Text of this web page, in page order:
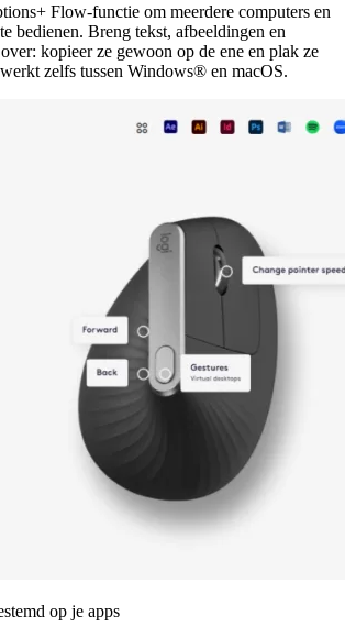
Flow-functie om meerdere computers en
bedienen. Breng tekst, afbeeldingen en
kopieer ze gewoon op de ene en plak ze
zelfs tussen Windows® en macOS.
op je apps